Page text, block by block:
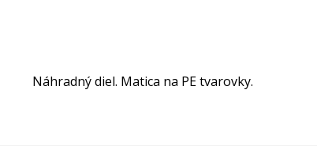
Náhradný diel. Matica na PE tvarovky.